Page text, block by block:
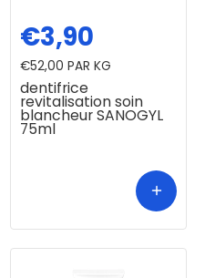
dentifrice
revitalisation soin
blancheur SANOGYL
75ml
€3,90
€52,00 PAR KG